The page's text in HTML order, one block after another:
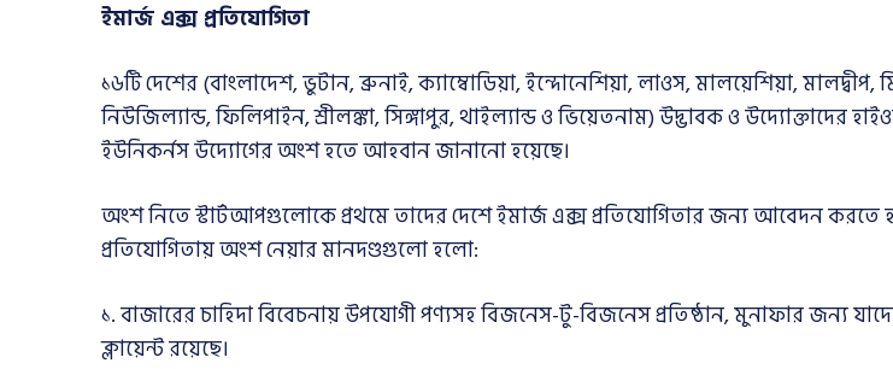
ইমার্জ এক্স প্রতিযোগিতা
১৬টি দেশের (বাংলাদেশ, ভুটান, ব্রুনাই, ক্যাম্বোডিয়া, ইন্দোনেশিয়া, লাওস, মালয়েশিয়া, মালদ্বীপ,
নিউজিল্যান্ড, ফিলিপাইন, শ্রীলঙ্কা, সিঙ্গাপুর, থাইল্যান্ড ও ভিয়েতনাম) উদ্ভাবক ও উদ্যোক্তাদের
ইউনিকর্নস উদ্যোগের অংশ হতে আহবান জানানো হয়েছে।
অংশ নিতে স্টার্টআপগুলোকে প্রথমে তাদের দেশে ইমার্জ এক্স প্রতিযোগিতার জন্য আবেদন করতে
প্রতিযোগিতায় অংশ নেয়ার মানদণ্ডগুলো হলো:
১. বাজারের চাহিদা বিবেচনায় উপযোগী পণ্যসহ বিজনেস-টু-বিজনেস প্রতিষ্ঠান, মুনাফার জন্য
ক্লায়েন্ট রয়েছে।